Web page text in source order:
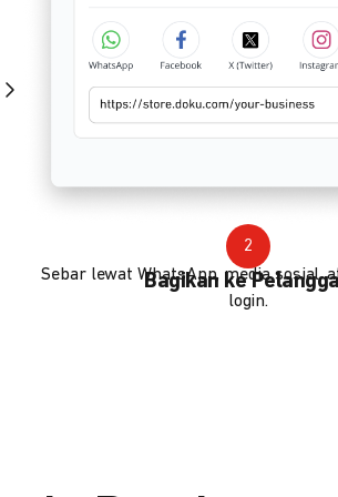
2
Bagikan ke
Sebar lewat WhatsApp, media sosial,
login.